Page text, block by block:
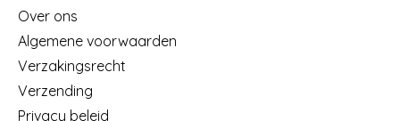
Over ons
Algemene voorwaarden
Verzakingsrecht
Verzending
Privacy beleid